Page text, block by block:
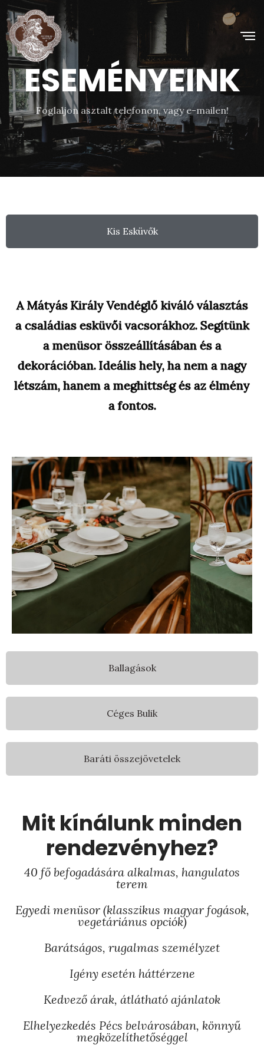
ESEMÉNYEINK
Foglaljon asztalt telefonon, vagy e-mailen!
Kis Esküvők
Ballagások
Céges Bulik
Baráti összejövetelek
A Mátyás Király Vendéglő kiváló választás
a családias esküvői vacsorákhoz. Segítünk
a menüsor összeállításában és a
dekorációban. Ideális hely, ha nem a nagy
létszám, hanem a meghittség és az élmény
a fontos.
Mit kínálunk minden
rendezvényhez?
40 fő befogadására alkalmas, hangulatos
terem
Egyedi menüsor (klasszikus magyar fogások,
vegetáriánus opciók)
Barátságos, rugalmas személyzet
Igény esetén háttérzene
Kedvező árak, átlátható ajánlatok
Elhelyezkedés Pécs belvárosában, könnyű
megközelíthetőséggel